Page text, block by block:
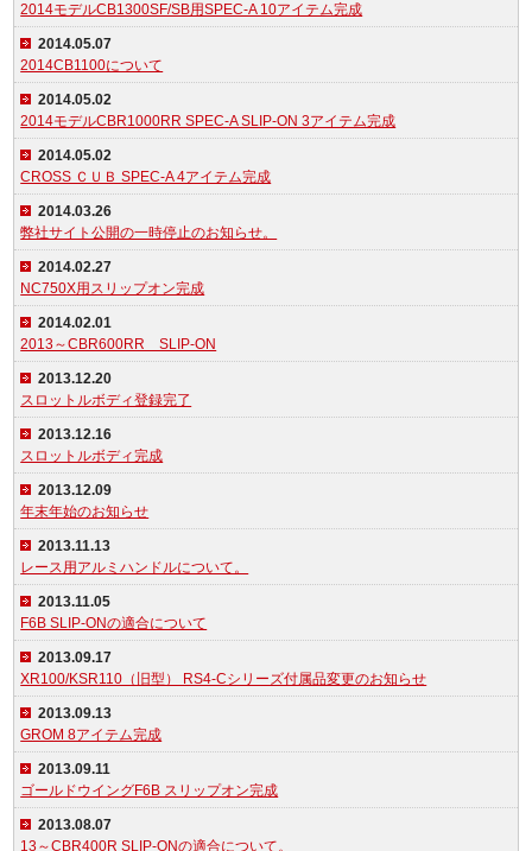
2014モデルCB1300SF/SB用SPEC-A 10アイテム完成
2014.05.07
2014CB1100について
2014.05.02
2014モデルCBR1000RR SPEC-A SLIP-ON 3アイテム完成
2014.05.02
CROSS ＣＵＢ SPEC-A 4アイテム完成
2014.03.26
弊社サイト公開の一時停止のお知らせ。
2014.02.27
NC750X用スリップオン完成
2014.02.01
2013～CBR600RR SLIP-ON
2013.12.20
スロットルボディ登録完了
2013.12.16
スロットルボディ完成
2013.12.09
年末年始のお知らせ
2013.11.13
レース用アルミハンドルについて。
2013.11.05
F6B SLIP-ONの適合について
2013.09.17
XR100/KSR110（旧型） RS4-Cシリーズ付属品変更のお知らせ
2013.09.13
GROM 8アイテム完成
2013.09.11
ゴールドウイングF6B スリップオン完成
2013.08.07
13～CBR400R SLIP-ONの適合について。